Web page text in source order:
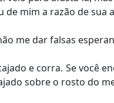
de mim a razão de sua
me dar falsas
e corra. Se você
sobre o rosto do